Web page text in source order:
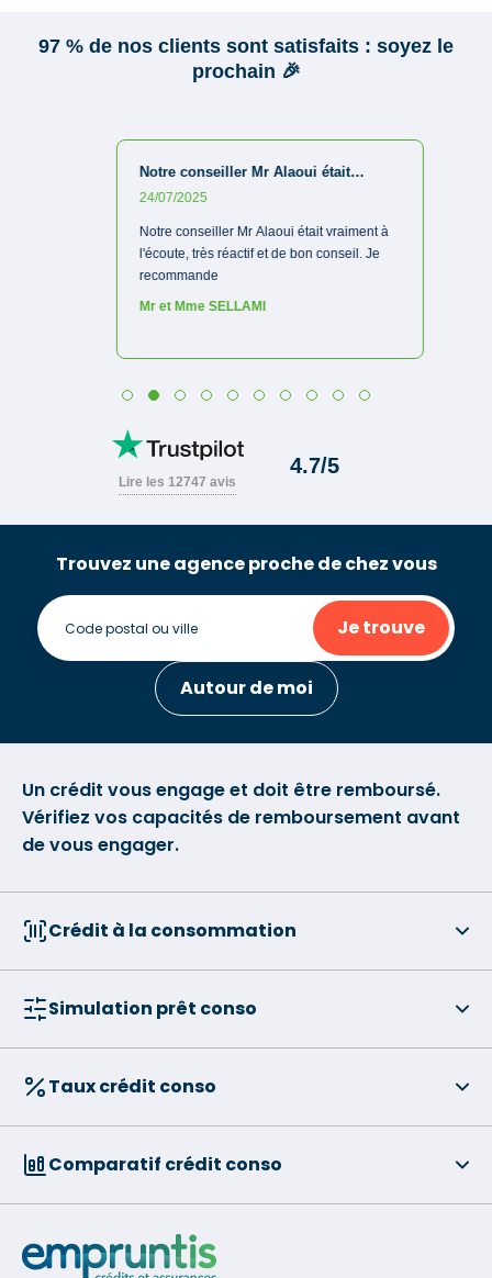
Trouvez une agence proche de chez vous
Je trouve
Autour de moi
Un crédit vous engage et doit être remboursé.
Vérifiez vos capacités de remboursement avant
de vous engager.
Crédit à la consommation
Simulation prêt conso
Taux crédit conso
Comparatif crédit conso